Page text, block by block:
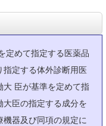
定めて指定する医薬品
指定する体外診断用医
大 臣が基準を定めて指
大臣の指定する成分を
器及び同項の規定に